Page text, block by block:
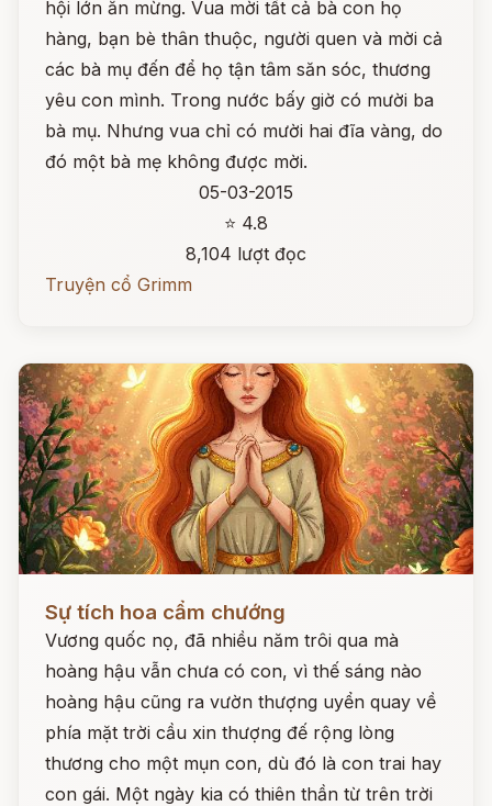
hội lớn ăn mừng. Vua mời tất cả bà con họ
hàng, bạn bè thân thuộc, người quen và mời cả
các bà mụ đến để họ tận tâm săn sóc, thương
yêu con mình. Trong nước bấy giờ có mười ba
bà mụ. Nhưng vua chỉ có mười hai đĩa vàng, do
đó một bà mẹ không được mời.
05-03-2015
⭐ 4.8
8,104 lượt đọc
Truyện cổ Grimm
Sự tích hoa cẩm chướng
Vương quốc nọ, đã nhiều năm trôi qua mà
hoàng hậu vẫn chưa có con, vì thế sáng nào
hoàng hậu cũng ra vườn thượng uyển quay về
phía mặt trời cầu xin thượng đế rộng lòng
thương cho một mụn con, dù đó là con trai hay
con gái. Một ngày kia có thiên thần từ trên trời